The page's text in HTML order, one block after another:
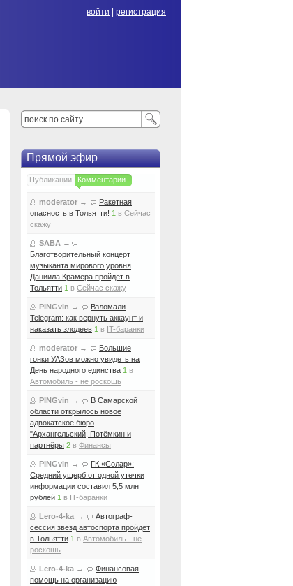
войти регистрация
Прямой эфир
Публикации Комментарии
moderator →
Ракетная
опасность в Тольятти! 1 в Сейчас
скажу
SABA →
Благотворительный концерт
музыканта мирового уровня
Даниила Крамера пройдёт в
Тольятти 1 в Сейчас скажу
PINGvin →
Взломали
Telegram: как вернуть аккаунт и
наказать злодеев 1 в IT-баранки
moderator →
Большие
гонки УАЗов можно увидеть на
День народного единства 1 в
Автомобиль - не роскошь
PINGvin →
В Самарской
области открылось новое
адвокатское бюро
"Архангельский, Потёмкин и
партнёры 2 в Финансы
PINGvin →
ГК «Солар»:
Средний ущерб от одной утечки
информации составил 5,5 млн
рублей 1 в IT-баранки
Lero-4-ka →
Автограф-
сессия звёзд автоспорта пройдёт
в Тольятти 1 в Автомобиль - не
роскошь
Lero-4-ka →
Финансовая
помощь на организацию